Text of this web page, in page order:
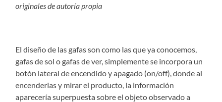
originales de autoría propia
El diseño de las gafas son como las que ya conocemos,
gafas de sol o gafas de ver, simplemente se incorpora un
botón lateral de encendido y apagado (on/off), donde al
encenderlas y mirar el producto, la información
aparecería superpuesta sobre el objeto observado a